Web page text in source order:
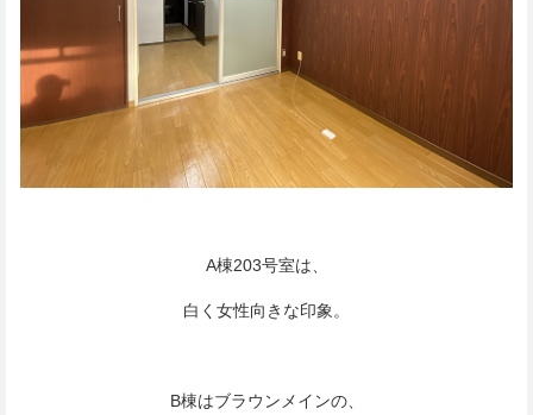
A棟203号室は、
白く女性向きな印象。
B棟はブラウンメインの、